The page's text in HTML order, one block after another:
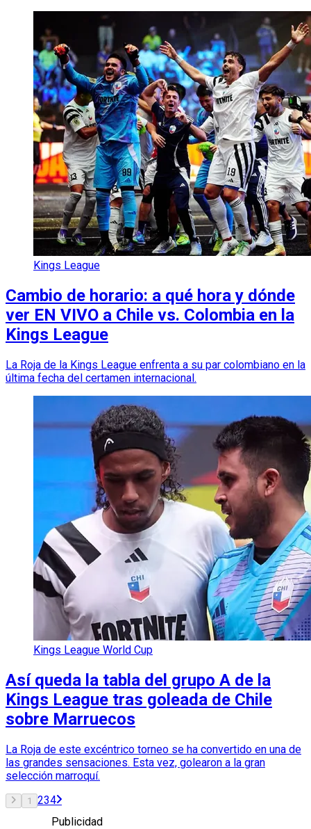
Kings League
Cambio de horario: a qué hora y dónde
ver EN VIVO a Chile vs. Colombia en la
Kings League
La Roja de la Kings League enfrenta a su par colombiano en la
última fecha del certamen internacional.
Kings League World Cup
Así queda la tabla del grupo A de la
Kings League tras goleada de Chile
sobre Marruecos
La Roja de este excéntrico torneo se ha convertido en una de
las grandes sensaciones. Esta vez, golearon a la gran
selección marroquí.
1 234
Publicidad